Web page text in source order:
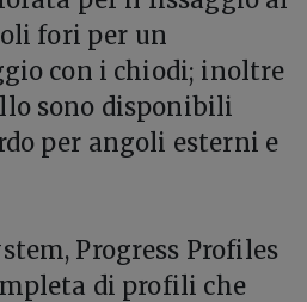
fori per un
con i chiodi; inoltre
sono disponibili
per angoli esterni e
Progress Profiles
di profili che